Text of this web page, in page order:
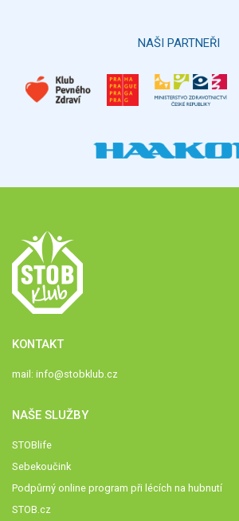
NAŠI PARTNEŘI
KONTAKT
mail: info@stobklub.cz
NAŠE SLUŽBY
STOBlife
Sebekoučink
Podpůrný online program při lécích na hubnutí
STOB.cz